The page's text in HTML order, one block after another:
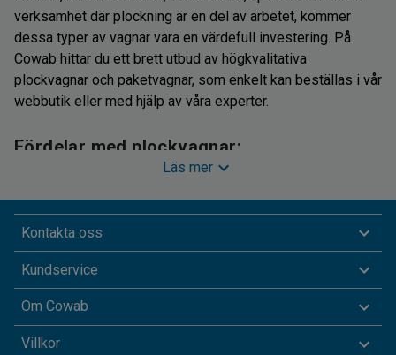
verksamhet där plockning är en del av arbetet, kommer
dessa typer av vagnar vara en värdefull investering. På
Cowab hittar du ett brett utbud av högkvalitativa
plockvagnar och paketvagnar, som enkelt kan beställas i vår
webbutik eller med hjälp av våra experter.
Fördelar med plockvagnar:
det möjligt att samla flera varor samtidigt, vilket
sparar tid och ökar produktiviteten. Med flera hyllor
kan du organisera varorna efter kategorier eller
beställningar och därmed ytterligare förenkla
plockprocessen.
Allsidighet: Plockvagnar kan användas på olika
Läs mer
Kontakta oss
Kundservice
Om Cowab
Villkor